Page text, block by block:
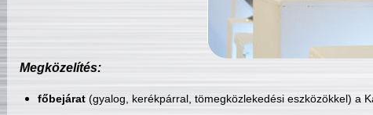
Megközelítés:
főbejárat(gyalog, kerékpárral, tömegközlekedési eszközökkel) a